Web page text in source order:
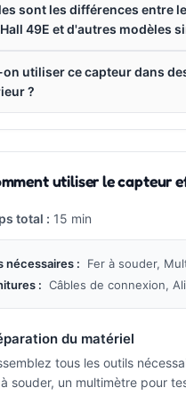
sont les différences entre
49E et d'autres modèles
on utiliser ce capteur dans
?
utiliser le capteur
total : 15 min
nécessaires :
Fer à souder,
: Câbles de connexion,
du matériel
tous les outils
souder, un multimètre pour